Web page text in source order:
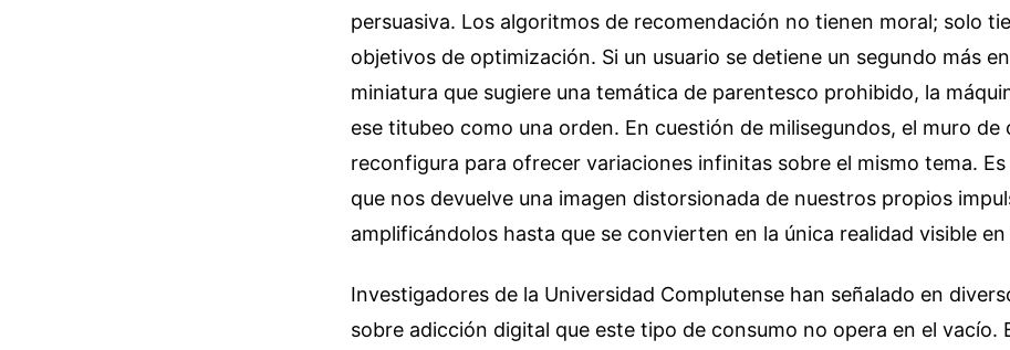
persuasiva. Los algoritmos de recomendación no tienen moral; solo
objetivos de optimización. Si un usuario se detiene un segundo más
miniatura que sugiere una temática de parentesco prohibido, la
ese titubeo como una orden. En cuestión de milisegundos, el muro de
reconfigura para ofrecer variaciones infinitas sobre el mismo tema. Es
que nos devuelve una imagen distorsionada de nuestros propios
amplificándolos hasta que se convierten en la única realidad visible en
Investigadores de la Universidad Complutense han señalado en
sobre adicción digital que este tipo de consumo no opera en el vacío.